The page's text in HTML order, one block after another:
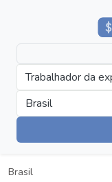
Trabalhador da
Brasil
Brasil